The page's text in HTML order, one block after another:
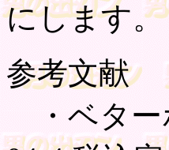
にします。
参考文献
・ベター